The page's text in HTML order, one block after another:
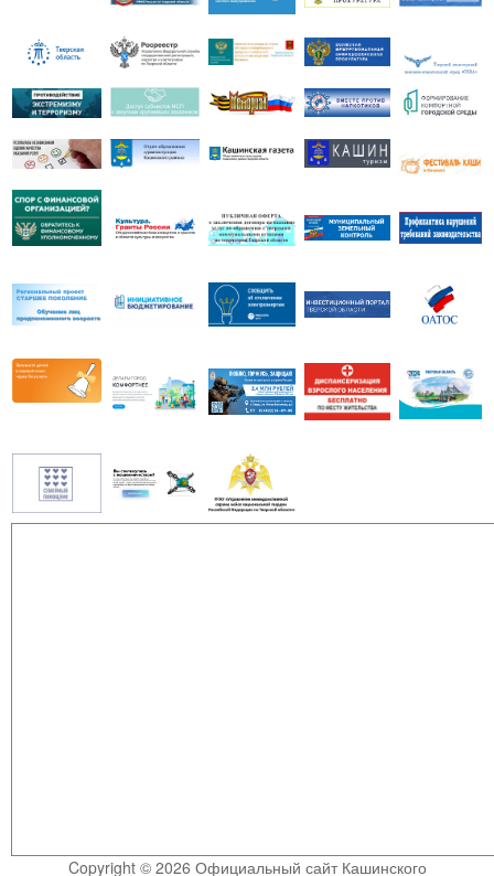
Copyright © 2026 Официальный сайт Кашинского